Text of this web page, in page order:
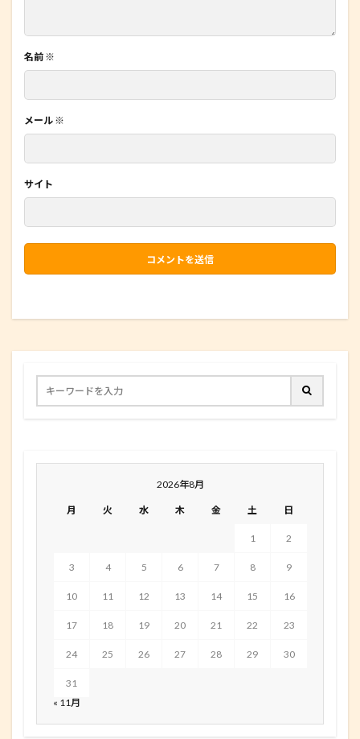
名前 ※
メール ※
サイト
2026年8月
月 火 水 木 金 土 日
1 2
3 4 5 6 7 8 9
10 11 12 13 14 15 16
17 18 19 20 21 22 23
24 25 26 27 28 29 30
31
« 11月